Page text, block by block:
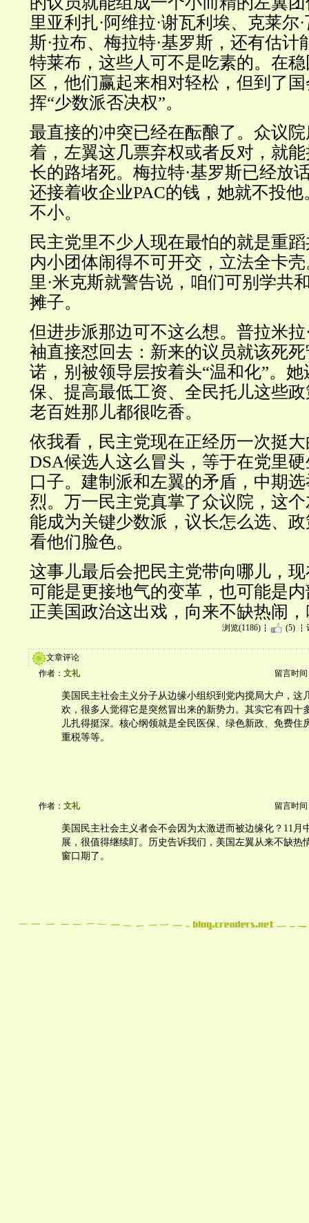
里亚利扎·阿维拉·谢瓦利埃、克莱尔
斯·拉布、梅拉特·基罗斯，还有估计
特莱布，这些人可不是吃素的。在
区，他们赢起来相对轻松，但到了
挥“少数派否决权”。
最直接的冲突已经在酝酿了。众议
着，左翼这几票弃权或者反对，就
长的路堵死。梅拉特·基罗斯已经放
还接着收企业PAC的钱，她就不投
不小。
民主党里不少人现在最怕的就是重
内小团体闹得不可开交，立法全卡
里·米克斯就警告说，咱们可别学共
摊子。
但进步派那边可不这么想。普拉米
袖直接怼回去：新来的议员就该死
诺，别被领导层按着头“温和化”。
保、提高最低工资、全民托儿这些
老百姓那儿都很吃香。
依我看，民主党现在正经历一次挺
DSA候选人这么冒头，等于在党里
口子。建制派和左翼的矛盾，中期
烈。万一民主党真掌了众议院，这
能成为关键少数派，议长怎么选、
看他们脸色。
这事儿最后会把民主党带向哪儿，
可能是更接地气的变革，也可能是
正美国政治这出戏，向来不缺热闹
浏览(1186) (5)
文章评论
作者： 文礼 留言时间
美国民主社会主义分子从边缘小组织到党内搅局大户，这
欢，很多人觉得它是突然冒出来的新势力。其实它有四十
儿扎得挺深。核心纲领就是全民医保、绿色新政、免费住
重税等等。
作者： 文礼 留言时间
美国民主社会主义者会不会因为太激进而被边缘化？11月
展，很值得继续盯。历史告诉我们，美国左翼从来不缺热
窗口期了。